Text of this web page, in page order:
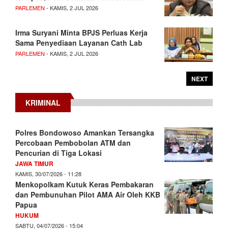
PARLEMEN - KAMIS, 2 JUL 2026
Irma Suryani Minta BPJS Perluas Kerja
Sama Penyediaan Layanan Cath Lab
PARLEMEN - KAMIS, 2 JUL 2026
NEXT
KRIMINAL
Polres Bondowoso Amankan Tersangka
Percobaan Pembobolan ATM dan
Pencurian di Tiga Lokasi
JAWA TIMUR
KAMIS, 30/07/2026 - 11:28
Menkopolkam Kutuk Keras Pembakaran
dan Pembunuhan Pilot AMA Air Oleh KKB
Papua
HUKUM
SABTU, 04/07/2026 - 15:04